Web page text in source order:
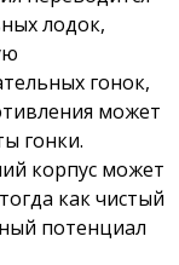
лодок,
гонок,
может
гонки.
корпус может
как чистый
потенциал